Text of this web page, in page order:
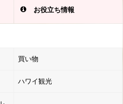
お役立ち情報
買い物
ハワイ観光